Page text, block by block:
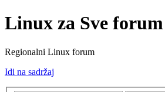
Linux za Sve forum
Regionalni Linux forum
Idi na sadržaj